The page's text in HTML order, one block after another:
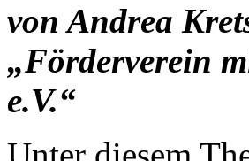
von Andrea
„Förderverein
e.V.“